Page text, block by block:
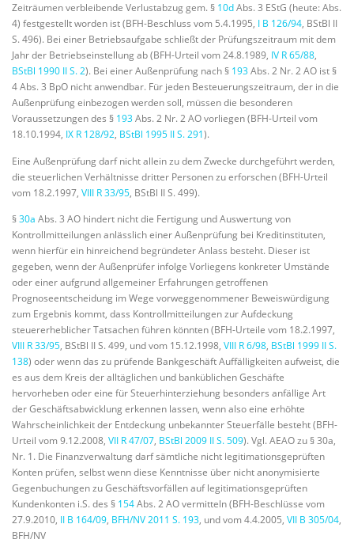
Zeiträumen verbleibende Verlustabzug gem. § 10dAbs. 3 EStG (heute: Abs.
4) festgestellt worden ist (BFH-Beschluss vom 5.4.1995, I B 126/94, BStBl II
S. 496). Bei einer Betriebsaufgabe schließt der Prüfungszeitraum mit dem
Jahr der Betriebseinstellung ab (BFH-Urteil vom 24.8.1989, IV R 65/88,
BStBl 1990 II S. 2). Bei einer Außenprüfung nach § 193Abs. 2 Nr. 2 AO ist §
4 Abs. 3 BpO nicht anwendbar. Für jeden Besteuerungszeitraum, der in die
Außenprüfung einbezogen werden soll, müssen die besonderen
Voraussetzungen des § 193Abs. 2 Nr. 2 AO vorliegen (BFH-Urteil vom
18.10.1994, IX R 128/92, BStBl 1995 II S. 291).
Eine Außenprüfung darf nicht allein zu dem Zwecke durchgeführt werden,
die steuerlichen Verhältnisse dritter Personen zu erforschen (BFH-Urteil
vom 18.2.1997, VIII R 33/95, BStBl II S. 499).
§30a Abs. 3 AO hindert nicht die Fertigung und Auswertung von
Kontrollmitteilungen anlässlich einer Außenprüfung bei Kreditinstituten,
wenn hierfür ein hinreichend begründeter Anlass besteht. Dieser ist
gegeben, wenn der Außenprüfer infolge Vorliegens konkreter Umstände
oder einer aufgrund allgemeiner Erfahrungen getroffenen
Prognoseentscheidung im Wege vorweggenommener Beweiswürdigung
zum Ergebnis kommt, dass Kontrollmitteilungen zur Aufdeckung
steuererheblicher Tatsachen führen könnten (BFH-Urteile vom 18.2.1997,
VIII R 33/95, BStBl II S. 499, und vom 15.12.1998, VIII R 6/98, BStBl 1999 II S.
138) oder wenn das zu prüfende Bankgeschäft Auffälligkeiten aufweist, die
es aus dem Kreis der alltäglichen und banküblichen Geschäfte
hervorheben oder eine für Steuerhinterziehung besonders anfällige Art
der Geschäftsabwicklung erkennen lassen, wenn also eine erhöhte
Wahrscheinlichkeit der Entdeckung unbekannter Steuerfälle besteht (BFH-
Urteil vom 9.12.2008, VII R 47/07, BStBl 2009 II S. 509). Vgl. AEAO zu § 30a,
Nr. 1. Die Finanzverwaltung darf sämtliche nicht legitimationsgeprüften
Konten prüfen, selbst wenn diese Kenntnisse über nicht anonymisierte
Gegenbuchungen zu Geschäftsvorfällen auf legitimationsgeprüften
Kundenkonten i.S. des § 154Abs. 2 AO vermitteln (BFH-Beschlüsse vom
27.9.2010, II B 164/09, BFH/NV 2011 S. 193, und vom 4.4.2005, VII B 305/04,
BFH/NV